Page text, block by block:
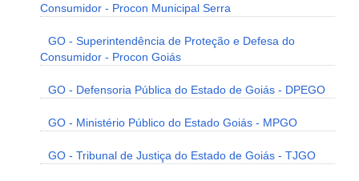
Consumidor - Procon Municipal Serra
GO - Superintendência de Proteção e Defesa do
Consumidor - Procon Goiás
GO - Defensoria Pública do Estado de Goiás - DPEGO
GO - Ministério Público do Estado Goiás - MPGO
GO - Tribunal de Justiça do Estado de Goiás - TJGO